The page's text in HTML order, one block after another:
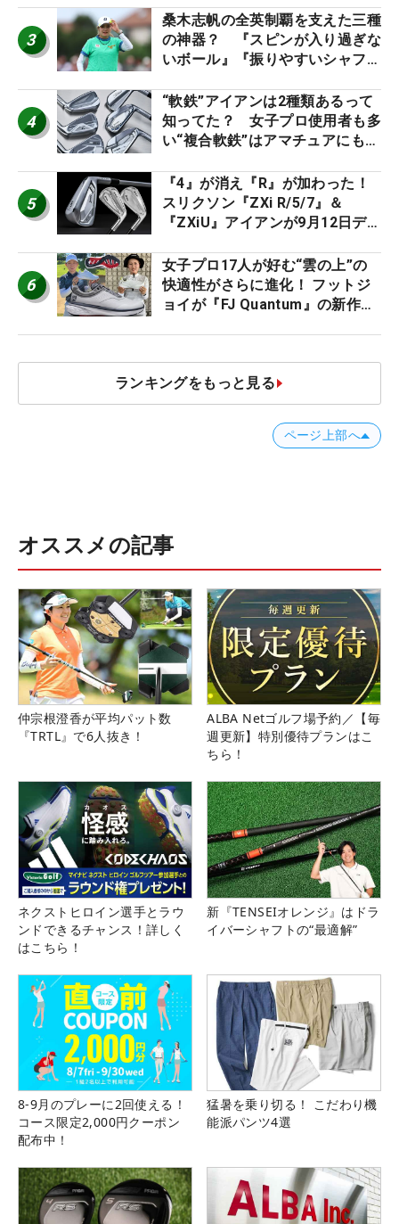
3
桑木志帆の全英制覇を支えた三種
の神器？ 『スピンが入り過ぎな
いボール』『振りやすいシャフ
ー』 #女子プロセッティング
4
“軟鉄”アイアンは2種類あるって
知ってた？ 女子プロ使用者も多
い“複合軟鉄”はアマチュアにもオ
5
『4』が消え『R』が加わった！
スリクソン『ZXi R/5/7』＆
『ZXiU』アイアンが9月12日デ
6
女子プロ17人が好む“雲の上”の
快適性がさらに進化！ フットジ
ョイが『FJ Quantum』の新作を
ランキングをもっと見る
ページ上部へ
オススメの記事
仲宗根澄香が平均パット数
『TRTL』で6人抜き！
ALBA Netゴルフ場予約／【毎
週更新】特別優待プランはこ
ちら！
ネクストヒロイン選手とラウ
ンドできるチャンス！詳しく
はこちら！
新『TENSEIオレンジ』はドラ
イバーシャフトの“最適解”
8-9月のプレーに2回使える！
コース限定2,000円クーポン
配布中！
猛暑を乗り切る！ こだわり機
能派パンツ4選